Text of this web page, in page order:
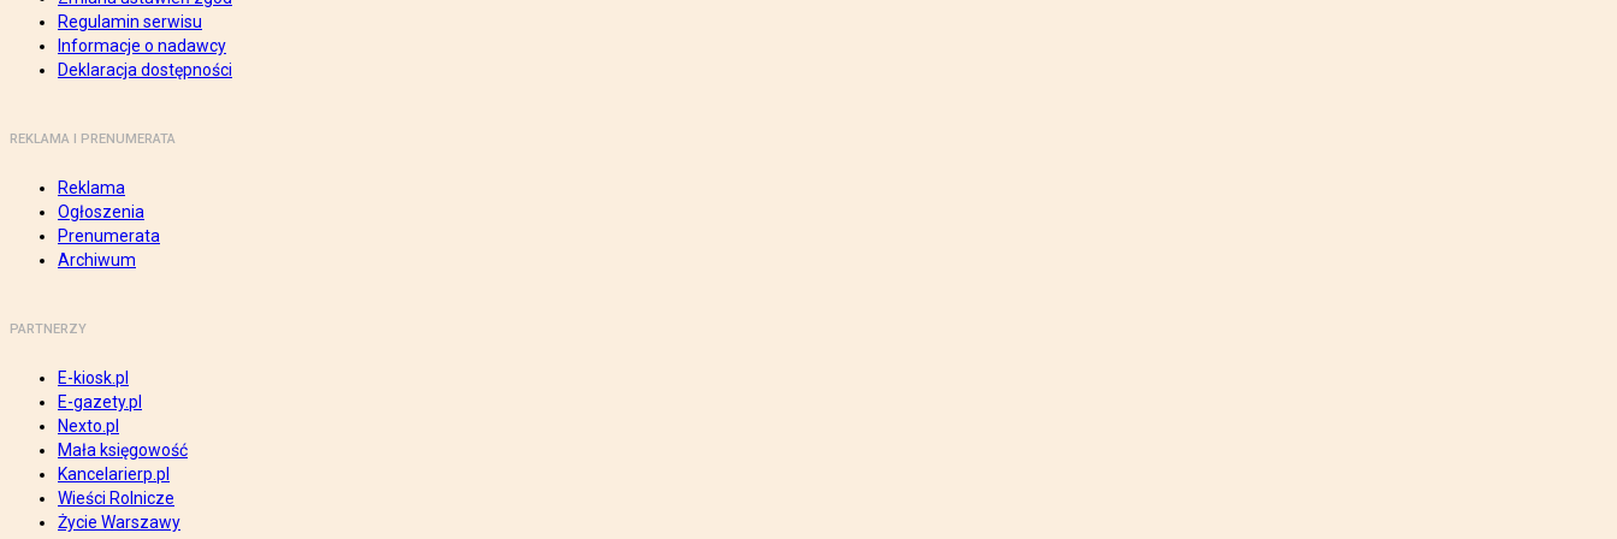
Regulamin serwisu
Informacje o nadawcy
Deklaracja dostępności
REKLAMA I PRENUMERATA
Reklama
Ogłoszenia
Prenumerata
Archiwum
PARTNERZY
E-kiosk.pl
E-gazety.pl
Nexto.pl
Mała księgowość
Kancelarierp.pl
Wieści Rolnicze
Życie Warszawy